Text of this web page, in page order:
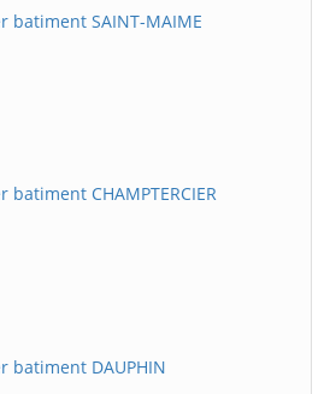
batiment SAINT-MAIME
CHAMPTERCIER
batiment DAUPHIN